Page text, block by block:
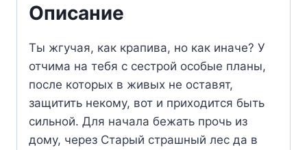
Описание
Ты жгучая, как крапива, но как иначе? У
отчима на тебя с сестрой особые планы,
после которых в живых не оставят,
защитить некому, вот и приходится быть
сильной. Для начала бежать прочь из
дому, через Старый страшный лес да в